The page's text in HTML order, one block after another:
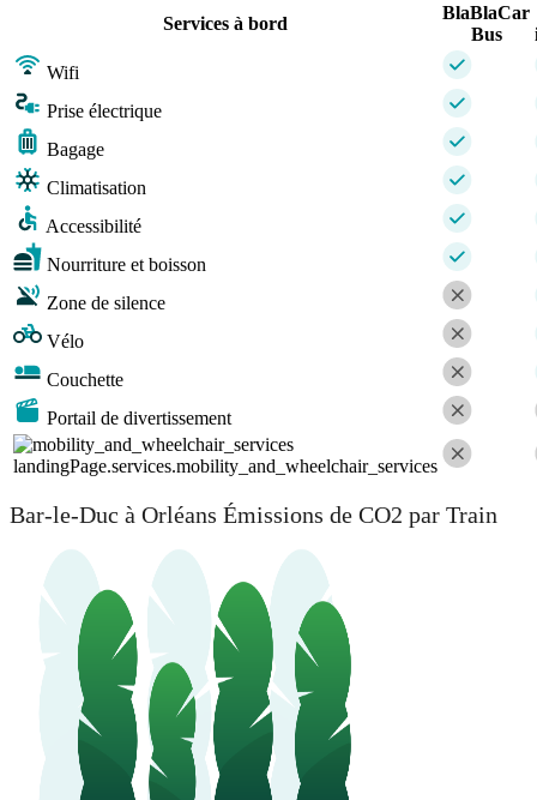
Services à bord
BlaBlaCar
Bus
Wifi
Prise électrique
Bagage
Climatisation
Accessibilité
Nourriture et boisson
Zone de silence
Vélo
Couchette
Portail de divertissement
landingPage.services.mobility_and_wheelchair_services
Bar-le-Duc à Orléans Émissions de CO2 par Train